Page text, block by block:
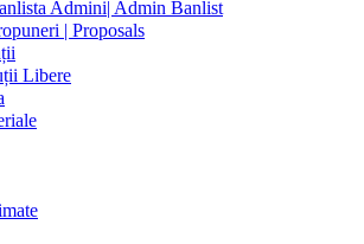
Admini| Admin Banlist
| Proposals
Libere